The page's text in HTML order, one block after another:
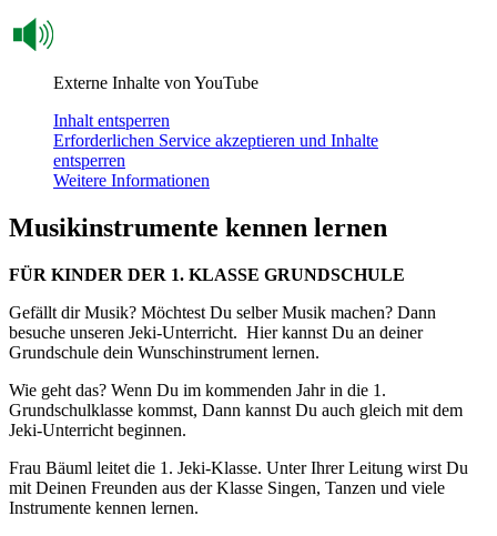
Externe Inhalte von YouTube
Inhalt entsperren
Erforderlichen Service akzeptieren und Inhalte
entsperren
Weitere Informationen
Musikinstrumente kennen lernen
FÜR KINDER DER 1. KLASSE GRUNDSCHULE
Gefällt dir Musik? Möchtest Du selber Musik machen? Dann
besuche unseren Jeki-Unterricht. Hier kannst Du an deiner
Grundschule dein Wunschinstrument lernen.
Wie geht das? Wenn Du im kommenden Jahr in die 1.
Grundschulklasse kommst, Dann kannst Du auch gleich mit dem
Jeki-Unterricht beginnen.
Frau Bäuml leitet die 1. Jeki-Klasse. Unter Ihrer Leitung wirst Du
mit Deinen Freunden aus der Klasse Singen, Tanzen und viele
Instrumente kennen lernen.